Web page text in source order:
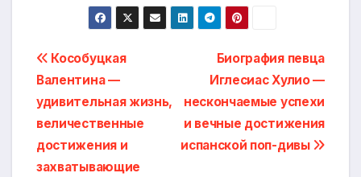
Навигация
по
записям
Биография певца
Иглесиас Хулио —
нескончаемые успехи
и вечные достижения
испанской поп-дивы
Кособуцкая
Валентина —
удивительная жизнь,
величественные
достижения и
захватывающие